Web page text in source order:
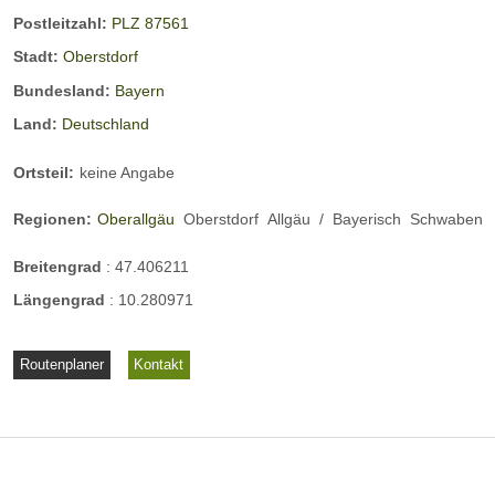
Postleitzahl: PLZ 87561
Stadt: Oberstdorf
Bundesland: Bayern
Land: Deutschland
Ortsteil: keine Angabe
Regionen: Oberallgäu Oberstdorf Allgäu / Bayerisch Schwaben
Breitengrad : 47.406211
Längengrad : 10.280971
Routenplaner Kontakt